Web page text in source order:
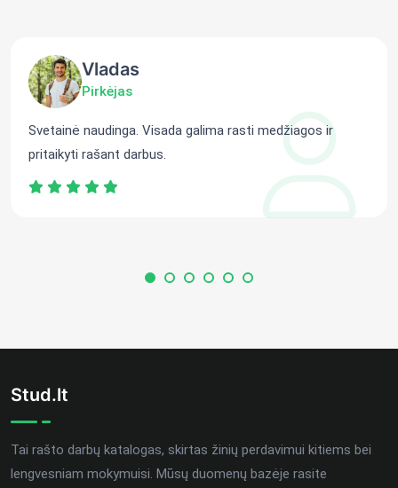
Vladas
Pirkėjas
Svetainė naudinga. Visada galima rasti medžiagos ir
pritaikyti rašant darbus.
Stud.lt
Tai rašto darbų katalogas, skirtas žinių perdavimui kitiems bei
lengvesniam mokymuisi. Mūsų duomenų bazėje rasite